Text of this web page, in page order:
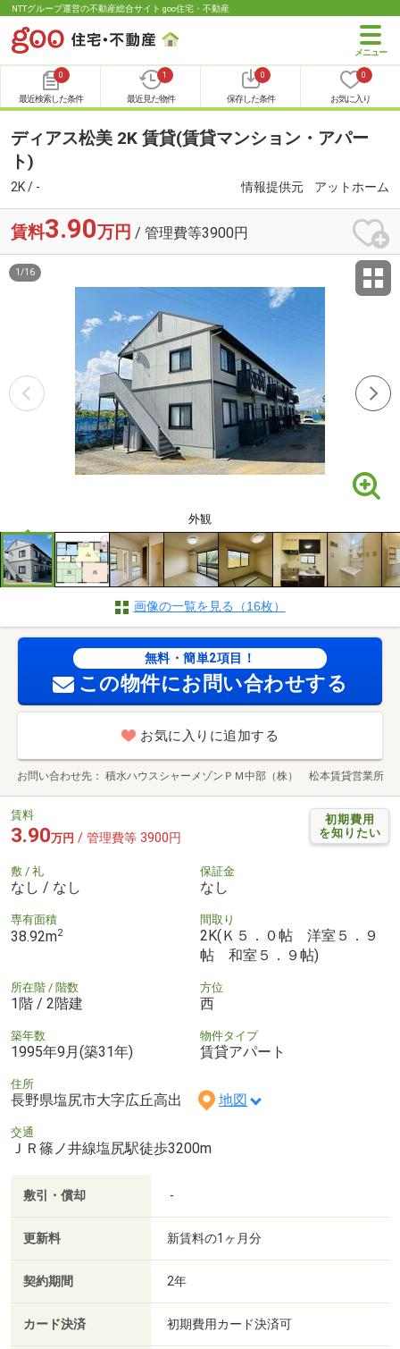
NTTグループ運営の不動産総合サイト goo住宅・不動産
0
最近検索した条件
1
最近見た物件
0
保存した条件
0
お気に入り
ディアス松美 2K 賃貸(賃貸マンション・アパー
ト)
2K / - 情報提供元 アットホーム
賃料3.90万円 / 管理費等3900円
外観
1 /16
画像の一覧を見る（16枚）
無料・簡単2項目！
この物件にお問い合わせする
お気に入りに追加する
お問い合わせ先 積水ハウスシャーメゾンＰＭ中部（株） 松本賃貸営業所
初期費用
を知りたい
賃料
3.90万円 / 管理費等 3900円
敷 / 礼
なし / なし
保証金
なし
専有面積
38.92m2
間取り
2K(Ｋ５．０帖 洋室５．９
帖 和室５．９帖)
所在階 / 階数
1階 / 2階建
方位
西
築年数
1995年9月(築31年)
物件タイプ
賃貸アパート
住所
長野県塩尻市大字広丘高出 地図
交通
ＪＲ篠ノ井線塩尻駅徒歩3200m
敷引・償却 -
更新料 新賃料の1ヶ月分
契約期間 2年
カード決済 初期費用カード決済可